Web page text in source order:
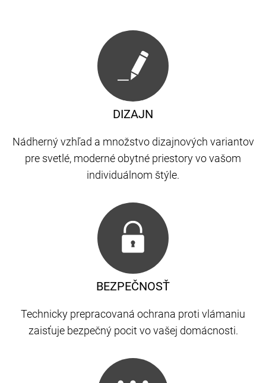
DIZAJN
Nádherný vzhľad a množstvo dizajnových variantov
pre svetlé, moderné obytné priestory vo vašom
individuálnom štýle.
BEZPEČNOSŤ
Technicky prepracovaná ochrana proti vlámaniu
zaisťuje bezpečný pocit vo vašej domácnosti.